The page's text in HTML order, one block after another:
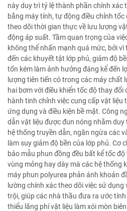
này duy trì tỷ lệ thành phần chính xác
bằng máy tính, tự động điều chỉnh
theo dõi thời gian thực về lưu lượng
động áp suất. Tầm quan trọng của
không thể nhấn mạnh quá mức, bởi
đến các khuyết tật lớp phủ, giảm độ
tốn kém làm ảnh hưởng đáng kể đến
lượng tiên tiến có trong các máy chất
hai bơm với điều khiển tốc độ thay đổi
hành tinh chỉnh việc cung cấp vật liệu
ứng dụng và điều kiện bề mặt. Công
dẫn vật liệu được đun nóng nhằm
hệ thống truyền dẫn, ngăn ngừa các
làm suy giảm độ bền của lớp phủ. Cơ
bảo mẫu phun đồng đều bất kể tốc
vùng mỏng hay dày mà các hệ thống
máy phun polyurea phản ánh khoản
lường chính xác theo dõi việc sử
trội, giúp các nhà thầu đưa ra ước
thiểu lãng phí vật liệu làm xói mòn